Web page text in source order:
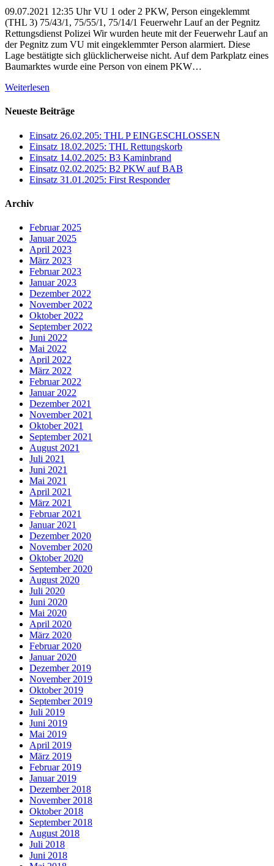
09.07.2021 12:35 Uhr VU 1 oder 2 PKW, Person eingeklemmt
(THL 3) 75/43/1, 75/55/1, 75/14/1 Feuerwehr Lauf an der Pegnitz
Rettungsdienst Polizei Wir wurden heute mit der Feuerwehr Lauf an
der Pegnitz zum VU mit eingeklemmter Person alarmiert. Diese
Lage bestätigte sich glücklicherweise nicht. Auf dem Parkplatz eines
Baumarktes wurde eine Person von einem PKW…
Weiterlesen
Neueste Beiträge
Einsatz 26.02.205: THL P EINGESCHLOSSEN
Einsatz 18.02.2025: THL Rettungskorb
Einsatz 14.02.2025: B3 Kaminbrand
Einsatz 02.02.2025: B2 PKW auf BAB
Einsatz 31.01.2025: First Responder
Archiv
Februar 2025
Januar 2025
April 2023
März 2023
Februar 2023
Januar 2023
Dezember 2022
November 2022
Oktober 2022
September 2022
Juni 2022
Mai 2022
April 2022
März 2022
Februar 2022
Januar 2022
Dezember 2021
November 2021
Oktober 2021
September 2021
August 2021
Juli 2021
Juni 2021
Mai 2021
April 2021
März 2021
Februar 2021
Januar 2021
Dezember 2020
November 2020
Oktober 2020
September 2020
August 2020
Juli 2020
Juni 2020
Mai 2020
April 2020
März 2020
Februar 2020
Januar 2020
Dezember 2019
November 2019
Oktober 2019
September 2019
Juli 2019
Juni 2019
Mai 2019
April 2019
März 2019
Februar 2019
Januar 2019
Dezember 2018
November 2018
Oktober 2018
September 2018
August 2018
Juli 2018
Juni 2018